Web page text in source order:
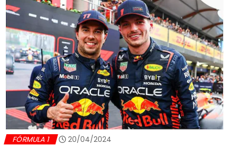
FÓRMULA 1 20/04/2024